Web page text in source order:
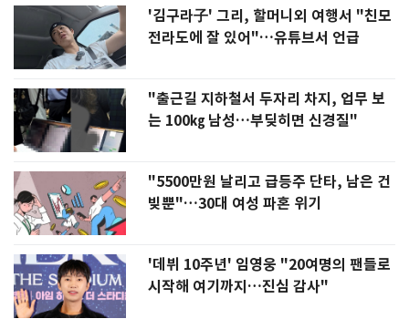
'김구라子' 그리, 할머니외 여행서 "친모
전라도에 잘 있어"…유튜브서 언급
"출근길 지하철서 두자리 차지, 업무 보
는 100㎏ 남성…부딪히면 신경질"
"5500만원 날리고 급등주 단타, 남은 건
빚뿐"…30대 여성 파혼 위기
'데뷔 10주년' 임영웅 "20여명의 팬들로
시작해 여기까지…진심 감사"